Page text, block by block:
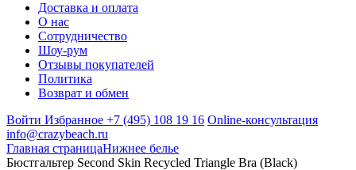
Доставка и оплата
О нас
Сотрудничество
Шоу-рум
Отзывы покупателей
Политика
Возврат и обмен
Войти Избранное +7 (495) 108 19 16 Online-консультация
info@crazybeach.ru
Главная страницаНижнее белье
Бюстгальтер Second Skin Recycled Triangle Bra (Black)